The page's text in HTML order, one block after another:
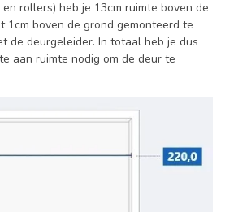
rollers) heb je 13cm ruimte boven de
1cm boven de grond gemonteerd te
de deurgeleider. In totaal heb je dus
aan ruimte nodig om de deur te